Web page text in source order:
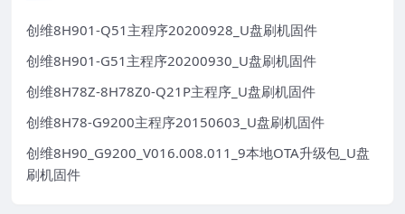
创维8H901-Q51主程序20200928_U盘刷机固件
创维8H901-G51主程序20200930_U盘刷机固件
创维8H78Z-8H78Z0-Q21P主程序_U盘刷机固件
创维8H78-G9200主程序20150603_U盘刷机固件
创维8H90_G9200_V016.008.011_9本地OTA升级包_U盘
刷机固件